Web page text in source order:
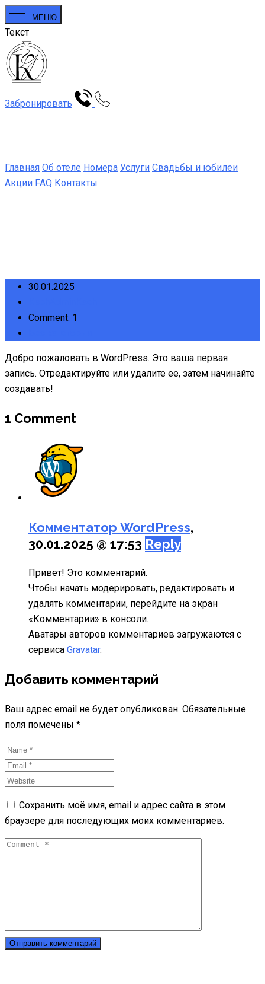
МЕНЮ
Текст
Забронировать
Главная Об отеле Номера Услуги Свадьбы и юбилеи
Акции FAQ Контакты
30.01.2025
Comment: 1
Добро пожаловать в WordPress. Это ваша первая
запись. Отредактируйте или удалите ее, затем начинайте
создавать!
1 Comment
Комментатор WordPress,
30.01.2025 @ 17:53 Reply
Привет! Это комментарий.
Чтобы начать модерировать, редактировать и
удалять комментарии, перейдите на экран
«Комментарии» в консоли.
Аватары авторов комментариев загружаются с
сервиса Gravatar.
Добавить комментарий
Ваш адрес email не будет опубликован. Обязательные
поля помечены *
Сохранить моё имя, email и адрес сайта в этом
браузере для последующих моих комментариев.